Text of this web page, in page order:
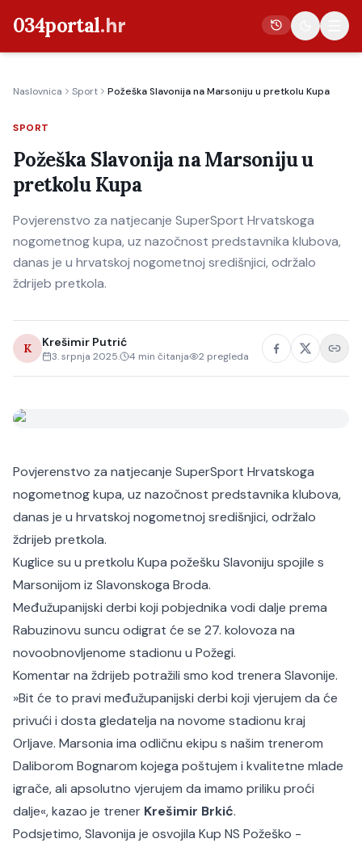
034portal.hr
Crna kronika
Poljoprivreda
Politika
Gospodarstvo
Život
Kultura
Naslovnica Sport Požeška Slavonija na Marsoniju u pretkolu Kupa
SPORT
Požeška Slavonija na Marsoniju u
pretkolu Kupa
Povjerenstvo za natjecanje SuperSport Hrvatskoga
nogometnog kupa, uz nazočnost predstavnika klubova,
danas je u hrvatskoj nogometnoj središnjici, održalo
ždrijeb pretkola.
K Krešimir Putrić
3. srpnja 2025. 4 min čitanja 2 pregleda
Povjerenstvo za natjecanje SuperSport Hrvatskoga
nogometnog kupa, uz nazočnost predstavnika klubova,
danas je u hrvatskoj nogometnoj središnjici, održalo
ždrijeb pretkola.
Kuglice su u pretkolu Kupa požešku Slavoniju spojile s
Marsonijom iz Slavonskoga Broda.
Međužupanijski derbi koji pobjednika vodi dalje prema
Rabuzinovu suncu odigrat će se 27. kolovoza na
novoobnovljenome stadionu u Požegi.
Komentar na ždrijeb potražili smo kod trenera Slavonije.
»Bit će to pravi međužupanijski derbi koji vjerujem da će
privući i dosta gledatelja na novome stadionu kraj
Orljave. Marsonia ima odličnu ekipu s našim trenerom
Daliborom Bognarom kojega poštujem i kvalitetne mlade
igrače, ali apsolutno vjerujem da imamo priliku proći
dalje«, kazao je trener Krešimir Brkić.
Podsjetimo, Slavonija je osvojila Kup NS Požeško -